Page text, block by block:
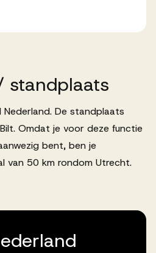
standplaats
Nederland. De standplaats
Omdat je voor deze functie
bent, ben je
van 50 km rondom Utrecht.